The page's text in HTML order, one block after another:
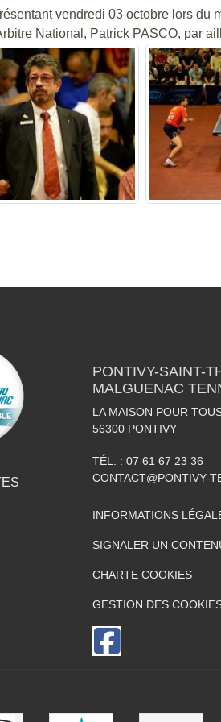
vendredi 03 octobre lors
National, Patrick PASCO, par
PONTIVY-SAINT-
MALGUENAC
LA MAISON POUR
56300 PONTIVY
TÉL. : 07 61 67 23 36
CONTACT@PONTIVY-
INFORMATIONS
SIGNALER UN
CHARTE COOKIES
GESTION DES